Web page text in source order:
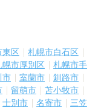
東区
札幌市白石区
幌市厚別区
札幌市手
市 室蘭市
釧路市
留萌市
苫小牧市
士別市 名寄市
三笠